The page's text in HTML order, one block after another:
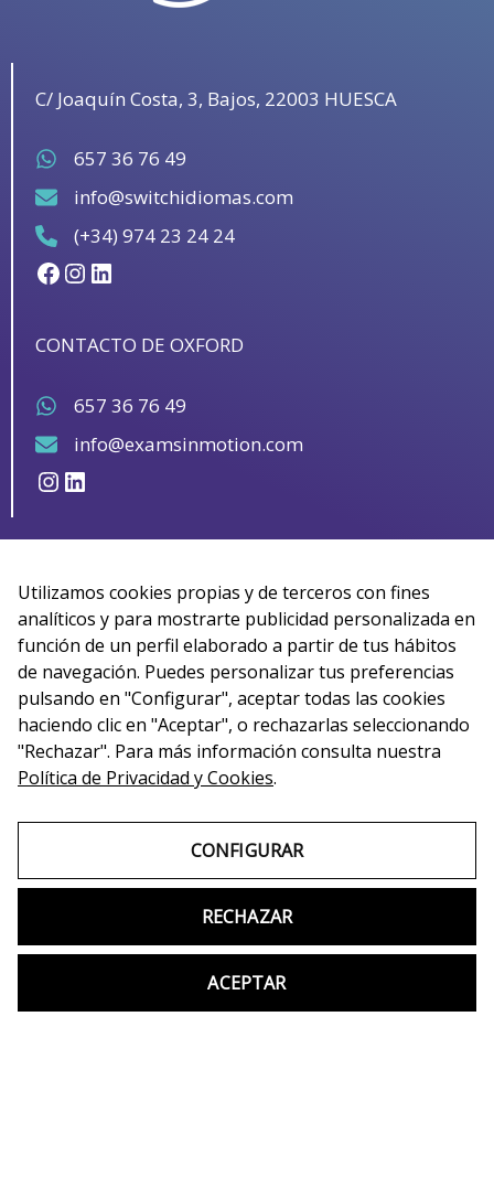
C/ Joaquín Costa, 3, Bajos, 22003 HUESCA
657 36 76 49
info@switchidiomas.com
(+34) 974 23 24 24
Facebook
Instagram
LinkedIn
CONTACTO DE OXFORD
657 36 76 49
info@examsinmotion.com
Instagram
LinkedIn
Copyright © 2026 Switch Idiomas
Mapa web Accesibilidad
Utilizamos cookies propias y de terceros con fines
analíticos y para mostrarte publicidad personalizada en
función de un perfil elaborado a partir de tus hábitos
de navegación. Puedes personalizar tus preferencias
pulsando en "Configurar", aceptar todas las cookies
haciendo clic en "Aceptar", o rechazarlas seleccionando
"Rechazar". Para más información consulta nuestra
Política de Privacidad y Cookies.
CONFIGURAR
RECHAZAR
ACEPTAR